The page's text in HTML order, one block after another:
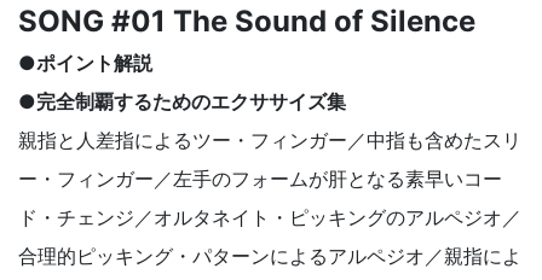
SONG #01 The Sound of Silence
●ポイント解説
●完全制覇するためのエクササイズ集
親指と人差指によるツー・フィンガー／中指も含めたスリ
ー・フィンガー／左手のフォームが肝となる素早いコー
ド・チェンジ／オルタネイト・ピッキングのアルペジオ／
合理的ピッキング・パターンによるアルペジオ／親指によ